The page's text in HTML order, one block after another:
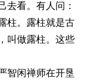
去看。有人问：
柱。露柱就是古
叫做露柱。这些
智闲禅师在开垦